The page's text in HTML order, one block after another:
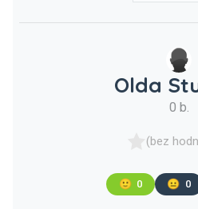
Olda
0 b.
(bez
🙂 0 😐 0